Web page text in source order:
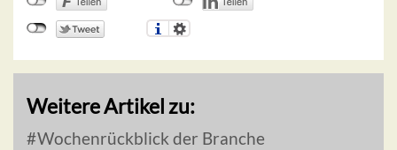
Weitere Artikel zu:
Wochenrückblick der Branche